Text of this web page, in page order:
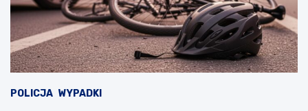
POLICJA WYPADKI